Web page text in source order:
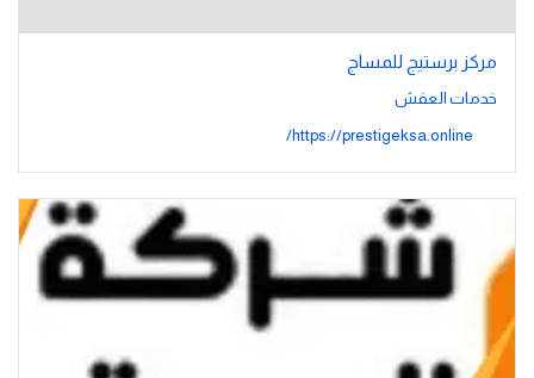
مركز برستيج للمساج
خدمات العفش
https://prestigeksa.online/